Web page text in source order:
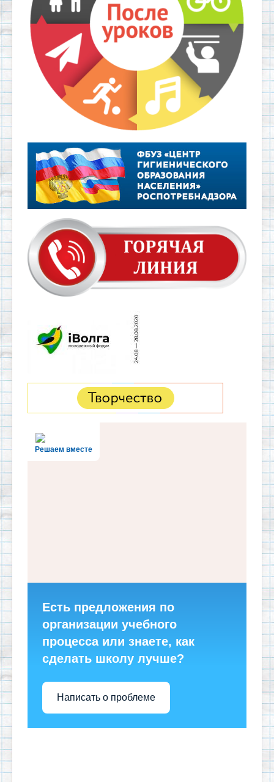
Решаем вместе
Есть предложения по
организации учебного
процесса или знаете, как
сделать школу лучше?
Написать о проблеме